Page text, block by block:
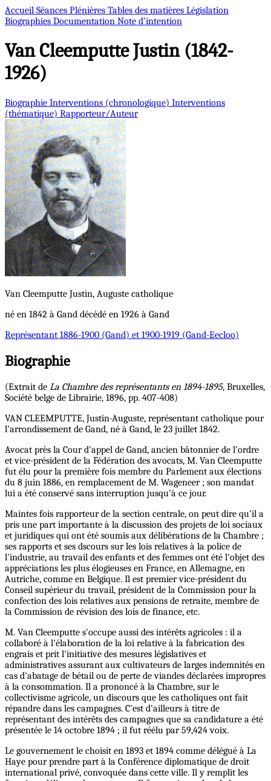
Accueil Séances Plénières Tables des matières Législation
Biographies Documentation Note d’intention
Van CleemputteJustin (1842-
1926)
Biographie Interventions (chronologique) Interventions
(thématique) Rapporteur/Auteur
Van Cleemputte Justin, Auguste catholique
né en 1842 à Gand décédé en 1926 à Gand
Représentant 1886-1900 (Gand) et 1900-1919 (Gand-Eecloo)
Biographie
(Extrait de La Chambre des représentants en 1894-1895, Bruxelles,
Société belge de Librairie, 1896, pp. 407-408)
VAN CLEEMPUTTE, Justin-Auguste, représentant catholique pour
l’arrondissement de Gand, né à Gand, le 23 juillet 1842.
Avocat près la Cour d'appel de Gand, ancien bâtonnier de l'ordre
et vice-président de la Fédération des avocats, M. Van Cleemputte
fut élu pour la première fois membre du Parlement aux élections
du 8 juin 1886, en remplacement de M. Wageneer ; son mandat
lui a été conservé sans interruption jusqu'à ce jour.
Maintes fois rapporteur de la section centrale, on peut dire qu'il a
pris une part importante à la discussion des projets de loi sociaux
et juridiques qui ont été soumis aux délibérations de la Chambre ;
ses rapports et ses dscours sur les lois relatives à la police de
l'industrie, au travail des enfants et des femmes ont été l'objet des
appréciations les plus élogieuses en France, en Allemagne, en
Autriche, comme en Belgique. Il est premier vice-président du
Conseil supérieur du travail, président de la Commission pour la
confection des lois relatives aux pensions de retraite, membre de
la Commission de révision des lois de finance, etc.
M. Van Cleemputte s'occupe aussi des intérêts agricoles : il a
collaboré à l'élaboration de la loi relative à la fabrication des
engrais et prit l'initiative des mesures législatives et
administratives assurant aux cultivateurs de larges indemnités en
cas d'abatage de bétail ou de perte de viandes déclarées impropres
à la consommation. Il a prononcé à la Chambre, sur le
collectivisme agricole, un discours que les catholiques ont fait
répandre dans les campagnes. C'est d'ailleurs à titre de
représentant des intérêts des campagnes que sa candidature a été
présentée le 14 octobre 1894 ; il fut réélu par 59,424 voix.
Le gouvernement le choisit en 1893 et 1894 comme délégué à La
Haye pour prendre part à la Conférence diplomatique de droit
international privé, convoquée dans cette ville. Il y remplit les